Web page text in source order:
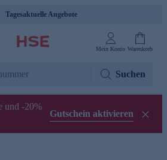
Tagesaktuelle Angebote
Mein Konto Warenkorb
Suchen
und -20%
Gutschein aktivieren